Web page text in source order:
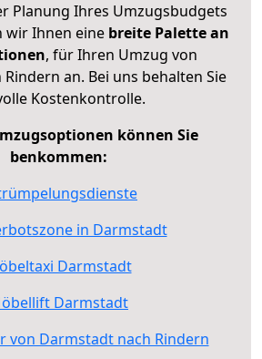
Planung Ihres Umzugsbudgets
wir Ihnen eine breite Palette an
, für Ihren Umzug von
an. Bei uns behalten Sie
Kostenkontrolle.
können Sie
benkommen:
in Darmstadt
Darmstadt
Darmstadt
von Darmstadt nach Rindern